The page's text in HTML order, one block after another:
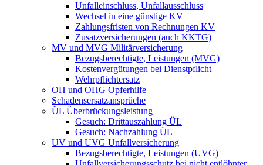
Unfalleinschluss, Unfallausschluss
Wechsel in eine günstige KV
Zahlungsfristen von Rechnungen KV
Zusatzversicherungen (auch KKTG)
MV und MVG Militärversicherung
Bezugsberechtigte, Leistungen (MVG)
Kostenvergütungen bei Dienstpflicht
Wehrpflichtersatz
OH und OHG Opferhilfe
Schadensersatzansprüche
ÜL Überbrückungsleistung
Gesuch: Drittauszahlung ÜL
Gesuch: Nachzahlung ÜL
UV und UVG Unfallversicherung
Bezugsberechtigte, Leistungen (UVG)